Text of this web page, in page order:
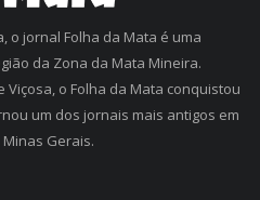
o jornal Folha da Mata é uma
da Zona da Mata Mineira.
Viçosa, o Folha da Mata conquistou
um dos jornais mais antigos em
Gerais.